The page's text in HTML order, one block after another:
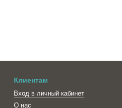
Клиентам
Вход в личный кабинет
О нас